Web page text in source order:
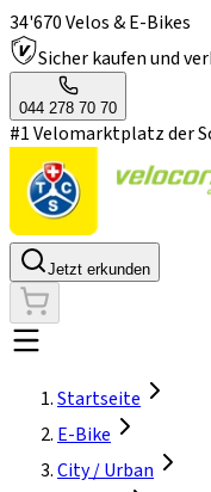
34'670 Velos & E-Bikes
Sicher kaufen und
044 278 70 70
#1 Velomarktplatz der
Jetzt erkunden
Startseite
E-Bike
City / Urban